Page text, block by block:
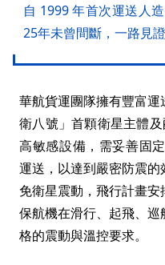
自 1999 年首次運送人
25年未曾間斷，一路見
華航貨運團隊擁有豐富
衛八號」首顆衛星主體
高敏感設備，需妥善固
運送，以達到嚴密防震
免衛星震動，飛行計畫
保航機在滑行、起飛、
格的震動與溫控要求。